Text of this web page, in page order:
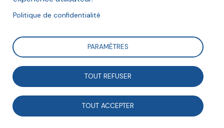
Après un tour d’horizon à 360° sur l’évaluation dans le
champ de l’ESS, de nombreuses questions
restent encore ouvertes. Mais la bataille des valeurs
Politique de confidentialité
PARAMÈTRES
TOUT REFUSER
TOUT ACCEPTER